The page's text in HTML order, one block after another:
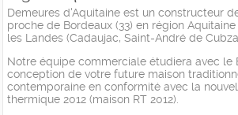
Demeures d'Aquitaine est un constructeur
proche de Bordeaux (33) en région
les Landes (Cadaujac, Saint-André de
Notre équipe commerciale étudiera avec le
conception de votre future maison
contemporaine en conformité avec la
thermique 2012 (maison RT 2012).